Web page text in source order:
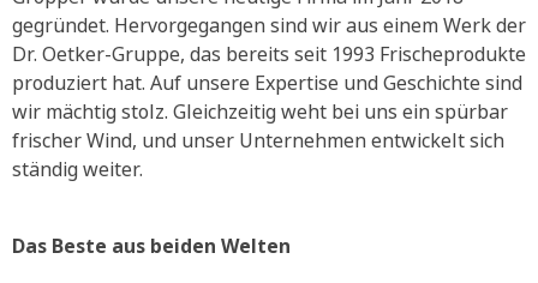
gegründet. Hervorgegangen sind wir aus einem Werk der
Dr. Oetker-Gruppe, das bereits seit 1993 Frischeprodukte
produziert hat. Auf unsere Expertise und Geschichte sind
wir mächtig stolz. Gleichzeitig weht bei uns ein spürbar
frischer Wind, und unser Unternehmen entwickelt sich
ständig weiter.
Das Beste aus beiden Welten